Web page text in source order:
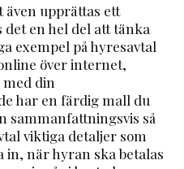
även upprättas ett
en hel del att tänka
exempel på hyresavtal
över internet,
din
har en färdig mall du
sammanfattningsvis så
viktiga detaljer som
när hyran ska betalas